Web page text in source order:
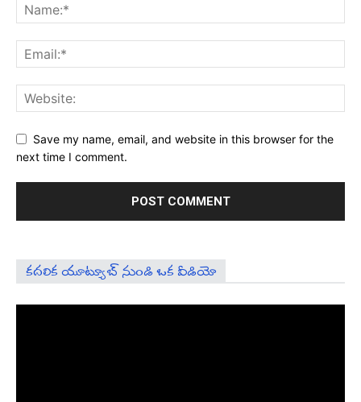
Save my name, email, and website in this browser for the
next time I comment.
కదలిక యూట్యూబ్ నుండి ఒక వీడియో